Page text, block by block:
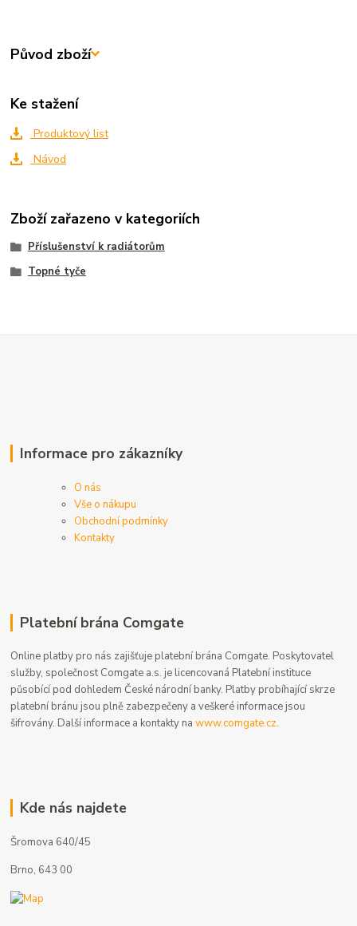
Původ zboží
Ke stažení
Produktový list
Návod
Zboží zařazeno v kategoriích
Příslušenství k radiátorům
Topné tyče
Informace pro zákazníky
O nás
Vše o nákupu
Obchodní podmínky
Kontakty
Platební brána Comgate
Online platby pro nás zajišťuje platební brána Comgate. Poskytovatel
služby, společnost Comgate a.s. je licencovaná Platební instituce
působící pod dohledem České národní banky. Platby probíhající skrze
platební bránu jsou plně zabezpečeny a veškeré informace jsou
šifrovány. Další informace a kontakty nawww.comgate.cz.
Kde nás najdete
Šromova 640/45
Brno, 643 00